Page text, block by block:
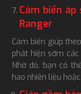
Cảm biến
Ranger
Cảm biến giúp
phát hiện sớm
Nhờ đó, bạn có
hao nhiên liệu